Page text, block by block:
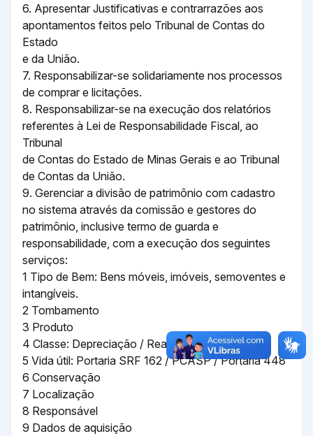
6. Apresentar Justificativas e contrarrazões aos
apontamentos feitos pelo Tribunal de Contas do
Estado
e da União.
7. Responsabilizar-se solidariamente nos processos
de comprar e licitações.
8. Responsabilizar-se na execução dos relatórios
referentes à Lei de Responsabilidade Fiscal, ao
Tribunal
de Contas do Estado de Minas Gerais e ao Tribunal
de Contas da União.
9. Gerenciar a divisão de patrimônio com cadastro
no sistema através da comissão e gestores do
patrimônio, inclusive termo de guarda e
responsabilidade, com a execução dos seguintes
serviços:
1 Tipo de Bem: Bens móveis, imóveis, semoventes e
intangíveis.
2 Tombamento
3 Produto
4 Classe: Depreciação / Reavaliação
5 Vida útil: Portaria SRF 162 / PCASP / Portaria 448
6 Conservação
7 Localização
8 Responsável
9 Dados de aquisição